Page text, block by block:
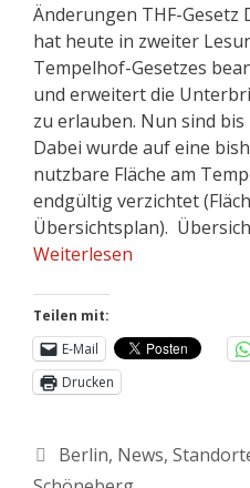
Änderungen THF-Gesetz
hat heute in zweiter
Tempelhof-Gesetzes
und erweitert die
zu erlauben. Nun sind bis
Dabei wurde auf eine
nutzbare Fläche am
endgültig verzichtet
Übersichtsplan).
Weiterlesen
Teilen mit:
E-Mail
Drucken
Kategorien
Berlin, News,